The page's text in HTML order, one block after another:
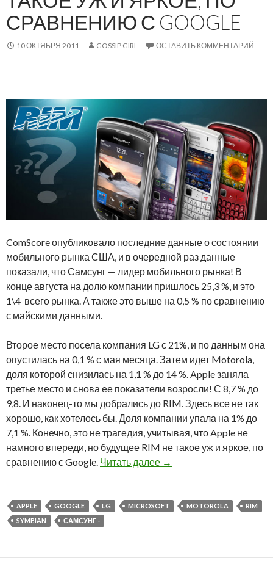
СРАВНЕНИЮ С GOOGLE
10 ОКТЯБРЯ 2011 GOSSIP GIRL ОСТАВИТЬ КОММЕНТАРИЙ
ComScore опубликовало последние данные о состоянии
мобильного рынка США, и в очередной раз данные
показали, что Самсунг — лидер мобильного рынка! В
конце августа на долю компании пришлось 25,3 %, и это
1\4 всего рынка. А также это выше на 0,5 % по сравнению
с майскими данными.
Второе место посела компания LG с 21%, и по данным она
опустилась на 0,1 % с мая месяца. Затем идет Motorola,
доля которой снизилась на 1,1 % до 14 %. Apple заняла
третье место и снова ее показатели возросли! С 8,7 % до
9,8. И наконец-то мы добрались до RIM. Здесь все не так
хорошо, как хотелось бы. Доля компании упала на 1% до
7,1 %. Конечно, это не трагедия, учитывая, что Apple не
намного впереди, но будущее RIM не такое уж и яркое, по
сравнению с Google. Читать далее Статистика
→
APPLE GOOGLE LG MICROSOFT MOTOROLA
RIM
SYMBIAN
САМСУНГ -